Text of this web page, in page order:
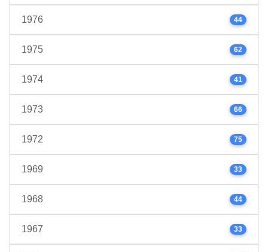
1976 44
1975 62
1974 41
1973 66
1972 75
1969 33
1968 44
1967 33